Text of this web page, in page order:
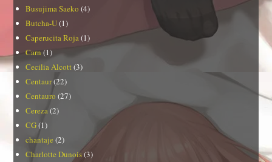
Busujima Saeko (4)
Butcha-U(1)
Caperucita Roja(1)
Carn (1)
Cecilia Alcott (3)
Centaur(22)
Centauro (27)
Cereza(2)
CG(1)
chantaje (2)
Charlotte Dunois(3)